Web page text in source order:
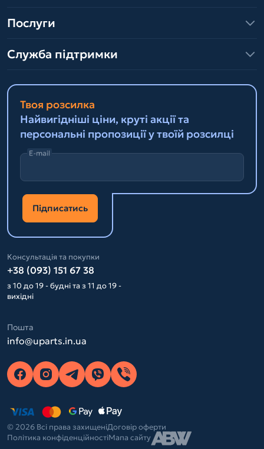
Послуги
Служба підтримки
Твоя розсилка
Найвигідніші ціни, круті акції та
персональні пропозиції у твоїй розсилці
E-mail
Підписатись
Консультація та покупки
+38 (093) 151 67 38
з 10 до 19 - будні та з 11 до 19 -
вихідні
Пошта
info@uparts.in.ua
© 2026 Всі права захищеніДоговір оферти
Політика конфіденційностіМапа сайту